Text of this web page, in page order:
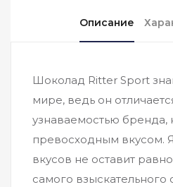
Описание
Шоколад Ritter Sport
мире, ведь он
узнаваемостью бренда,
превосходным вкусом.
вкусов не оставит
самого